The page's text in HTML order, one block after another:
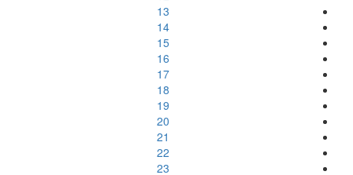
13
14
15
16
17
18
19
20
21
22
23